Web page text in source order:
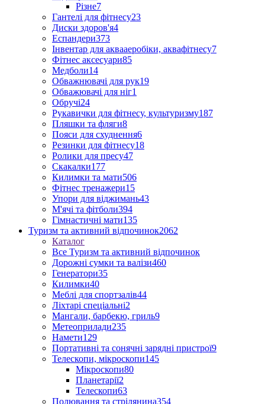
Різне7
Гантелі для фітнесу23
Диски здоров'я4
Еспандери373
Інвентар для аквааеробіки, аквафітнесу7
Фітнес аксесуари85
Медболи14
Обважнювачі для рук19
Обважювачі для ніг1
Обручі24
Рукавички для фітнесу, культуризму187
Пляшки та фляги8
Пояси для схуднення6
Резинки для фітнесу18
Ролики для пресу47
Скакалки177
Килимки та мати506
Фітнес тренажери15
Упори для віджимань43
М'ячі та фітболи394
Гімнастичні мати135
Туризм та активний відпочинок2062
Каталог
Все Туризм та активний відпочинок
Дорожні сумки та валізи460
Генератори35
Килимки40
Меблі для спортзалів44
Ліхтарі спеціальні2
Мангали, барбекю, гриль9
Метеоприлади235
Намети129
Портативні та сонячні зарядні пристрої9
Телескопи, мікроскопи145
Мікроскопи80
Планетарії2
Телескопи63
Полювання та стрілянина354